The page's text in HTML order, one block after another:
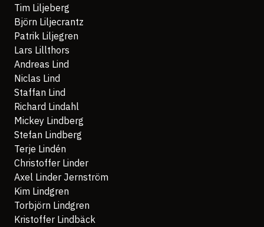
Tim Liljeberg
Björn Liljecrantz
Patrik Liljegren
Lars Lillthors
Andreas Lind
Niclas Lind
Staffan Lind
Richard Lindahl
Mickey Lindberg
Stefan Lindberg
Terje Lindén
Christoffer Linder
Axel Linder Jernström
Kim Lindgren
Torbjörn Lindgren
Kristoffer Lindbäck